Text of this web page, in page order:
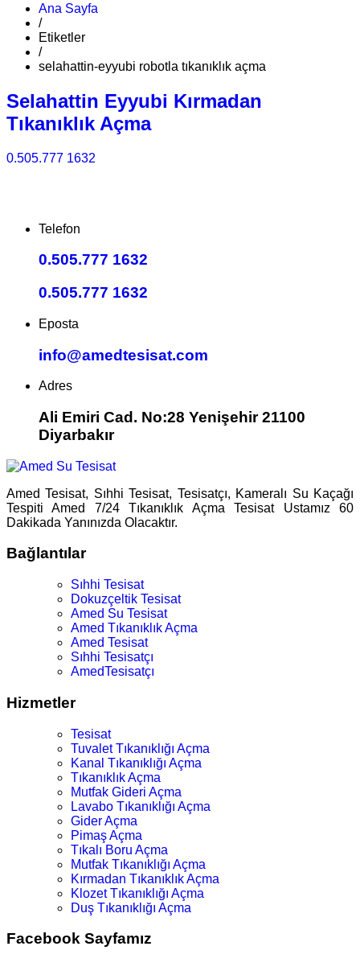
Ana Sayfa
/
Etiketler
/
selahattin-eyyubi robotla tıkanıklık açma
Selahattin Eyyubi Kırmadan
Tıkanıklık Açma
0.505.777 1632
Telefon
0.505.777 1632
0.505.777 1632
Eposta
info@amedtesisat.com
Adres
Ali Emiri Cad. No:28 Yenişehir 21100
Diyarbakır
Amed Tesisat, Sıhhi Tesisat, Tesisatçı, Kameralı Su Kaçağı
Tespiti Amed 7/24 Tıkanıklık Açma Tesisat Ustamız 60
Dakikada Yanınızda Olacaktır.
Bağlantılar
Sıhhi Tesisat
Dokuzçeltik Tesisat
Amed Su Tesisat
Amed Tıkanıklık Açma
Amed Tesisat
Sıhhi Tesisatçı
AmedTesisatçı
Hizmetler
Tesisat
Tuvalet Tıkanıklığı Açma
Kanal Tıkanıklığı Açma
Tıkanıklık Açma
Mutfak Gideri Açma
Lavabo Tıkanıklığı Açma
Gider Açma
Pimaş Açma
Tıkalı Boru Açma
Mutfak Tıkanıklığı Açma
Kırmadan Tıkanıklık Açma
Klozet Tıkanıklığı Açma
Duş Tıkanıklığı Açma
Facebook Sayfamız